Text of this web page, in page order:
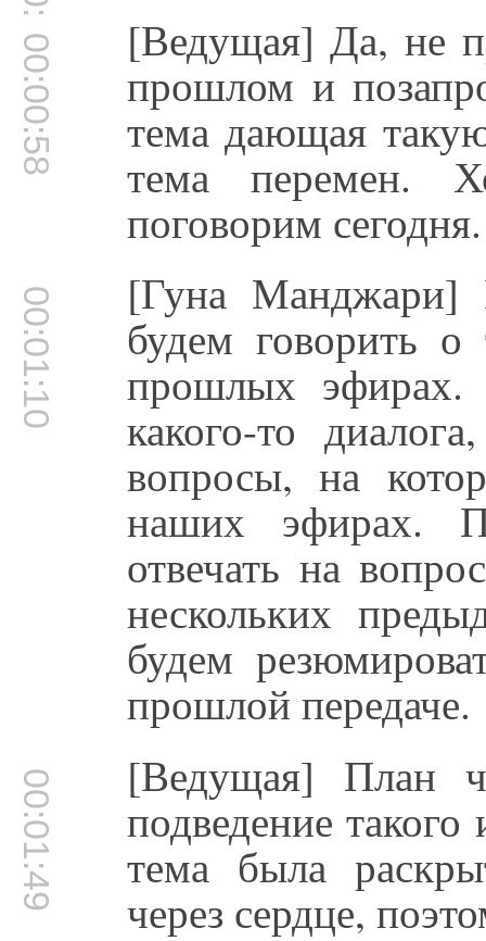
00:00:58
[Ведущая] Да, не
прошлом и
тема дающая
тема перемен.
поговорим сегодня.
00:01:10 [Гуна Манджари]
будем говорить
прошлых
какого-то
вопросы, на
наших эфирах.
отвечать на
нескольких
будем
прошлой передаче.
00:01:49 [Ведущая] План
подведение
тема была
через сердце,